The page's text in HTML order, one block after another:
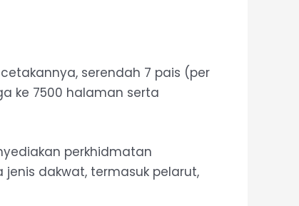
cetakannya, serendah 7 pais (per
ke 7500 halaman serta
perkhidmatan
dakwat, termasuk pelarut,